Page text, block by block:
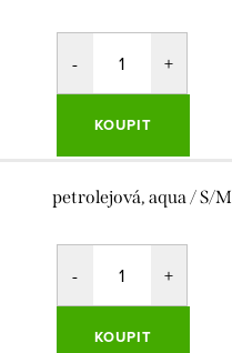
KOUPIT
petrolejová, aqua / S/M
KOUPIT